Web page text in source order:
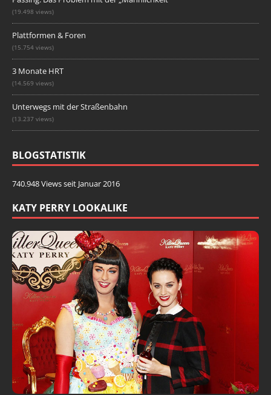
(19.498 views)
Plattformen & Foren
(15.754 views)
3 Monate HRT
(14.569 views)
Unterwegs mit der Straßenbahn
(13.237 views)
BLOGSTATISTIK
740.948 Views seit Januar 2016
KATY PERRY LOOKALIKE